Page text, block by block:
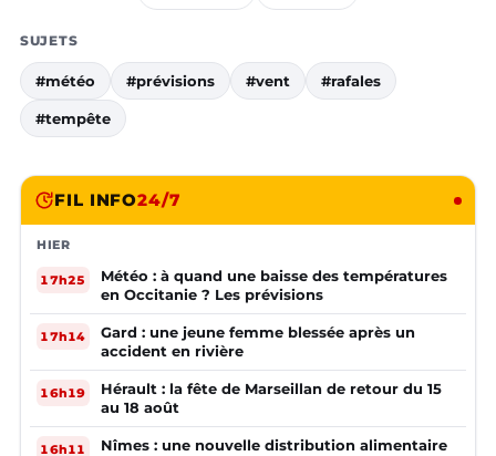
SUJETS
#météo #prévisions #vent #rafales
#tempête
FIL INFO24/7
HIER
17h25
Météo : à quand une baisse des températures
en Occitanie ? Les prévisions
17h14
Gard : une jeune femme blessée après un
accident en rivière
16h19
Hérault : la fête de Marseillan de retour du 15
au 18 août
16h11
Nîmes : une nouvelle distribution alimentaire